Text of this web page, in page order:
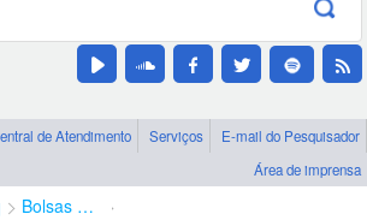
de Atendimento Serviços
E-mail do Pesquisador
Área de imprensa
Bolsas e Auxílios Vigentes